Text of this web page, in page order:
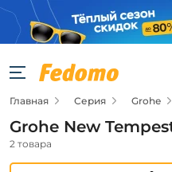
Фильтры
Цена
от
до
Главная Серия Grohe
Grohe New
2 товара